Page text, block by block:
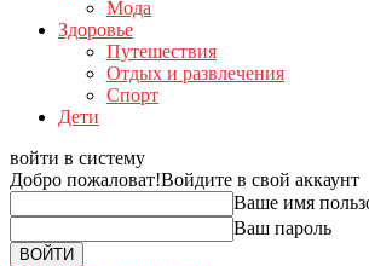
Мода
Здоровье
Путешествия
Отдых и развлечения
Спорт
Дети
войти в систему
Добро пожаловат!Войдите в свой аккаунт
Ваше имя
Ваш пароль